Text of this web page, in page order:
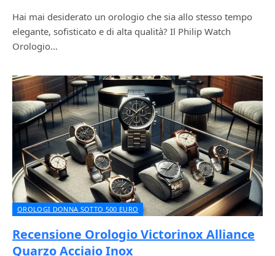
Hai mai desiderato un orologio che sia allo stesso tempo
elegante, sofisticato e di alta qualità? Il Philip Watch
Orologio…
OROLOGI DONNA SOTTO 500 EURO
Recensione Orologio Victorinox Alliance
Quarzo Acciaio Inox